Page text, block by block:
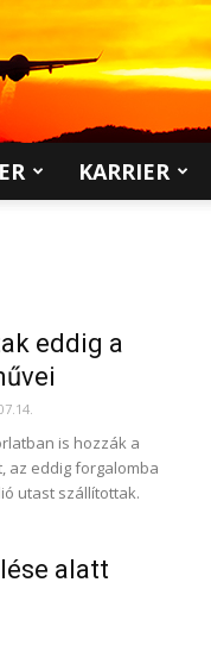
KARRIER
eddig a
is hozzák a
az eddig forgalomba
utast szállítottak.
alatt